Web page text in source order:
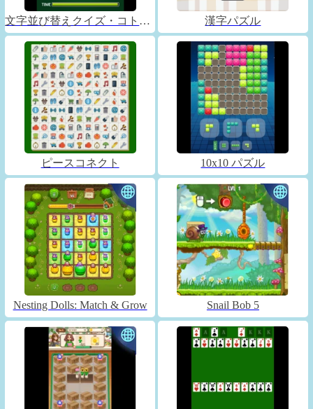
文字並び替えクイズ・コトバックス 漢字パズル
ピースコネクト 10x10 パズル
Nesting Dolls: Match & Grow Snail Bob 5